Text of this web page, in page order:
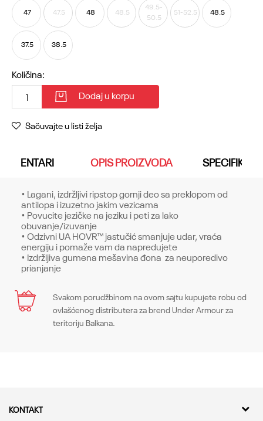
47 47.5 48 48.5
49.5-
50.5
51-52.5 48.5
37.5 38.5
Količina:
Dodaj u korpu
Sačuvajte u listi želja
OPIS PROIZVODA
• Lagani, izdržljivi ripstop gornji deo sa preklopom od
antilopa i izuzetno jakim vezicama
• Povucite jezičke na jeziku i peti za lako
obuvanje/izuvanje
• Odzivni UA HOVR™ jastučić smanjuje udar, vraća
energiju i pomaže vam da napredujete
• Izdržljiva gumena mešavina đona za neuporedivo
prianjanje
Karakteristika
Kategorija
CO
Ime/Nadimak
Svakom porudžbinom na ovom sajtu kupujete robu od
ovlašćenog distributera za brend Under Armour za
teritoriju Balkana.
KONTAKT